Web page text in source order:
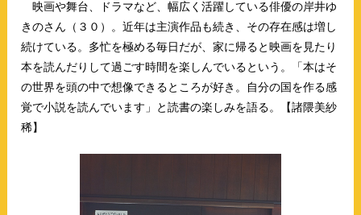
映画や舞台、ドラマなど、幅広く活躍している俳優の岸井ゆ
きのさん（３０）。近年は主演作品も続き、その存在感は増し
続けている。多忙を極める毎日だが、家に帰ると映画を見たり
本を読んだりして過ごす時間を楽しんでいるという。「本はそ
の世界を頭の中で想像できるところが好き。自分の国を作る感
覚で小説を読んでいます」と読書の楽しみを語る。【諸隈美紗
稀】